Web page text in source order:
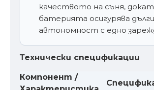
качеството на съня,
батерията осигурява
автономност с едно
Технически спецификации
Компонент /